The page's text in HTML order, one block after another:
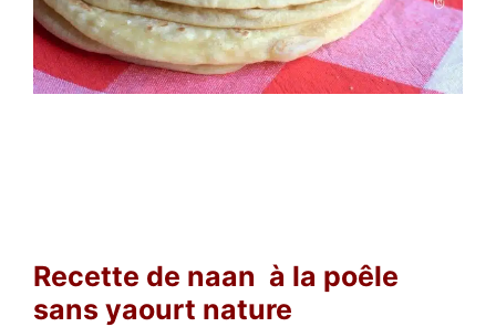
Recette de naan à la poêle
sans yaourt nature